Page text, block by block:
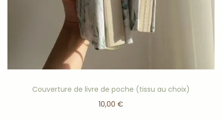
Couverture de livre de poche (tissu au choix)
10,00 €